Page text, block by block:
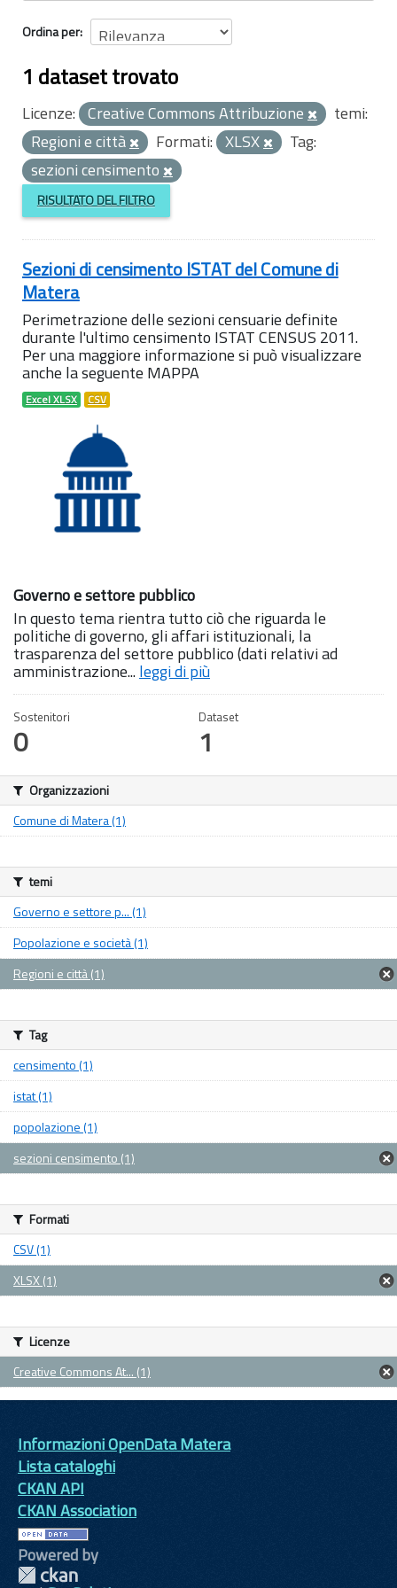
Ordina per
1 dataset trovato
Licenze: Creative Commons Attribuzione
temi:
Regioni e città
Formati: XLSX
Tag:
sezioni censimento
RISULTATO DEL FILTRO
Sezioni di censimento ISTAT del Comune di
Matera
Perimetrazione delle sezioni censuarie definite
durante l'ultimo censimento ISTAT CENSUS 2011.
Per una maggiore informazione si può visualizzare
anche la seguente MAPPA
Excel XLSX CSV
Governo e settore pubblico
In questo tema rientra tutto ciò che riguarda le
politiche di governo, gli affari istituzionali, la
trasparenza del settore pubblico (dati relativi ad
amministrazione...leggi di più
Sostenitori
0
Dataset
1
Organizzazioni
Comune di Matera (1)
temi
Governo e settore p... (1)
Popolazione e società (1)
Regioni e città (1)
Tag
censimento (1)
istat (1)
popolazione (1)
sezioni censimento (1)
Formati
CSV (1)
XLSX (1)
Licenze
Creative Commons At... (1)
Informazioni OpenData Matera
Lista cataloghi
CKAN API
CKAN Association
Powered by